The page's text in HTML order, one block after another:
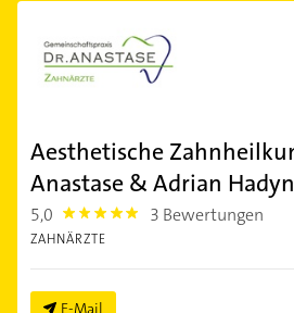
Aesthetische
Anastase & Adrian
5,0 5.0 3 Bewertungen
ZAHNÄRZTE
E-Mail